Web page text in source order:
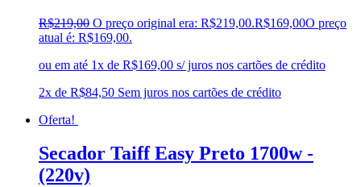
R$219,00 O preço original era: R$219,00.R$169,00O preço
atual é: R$169,00.
ou em até 1x de R$169,00 s/ juros nos cartões de crédito
2x de R$84,50 Sem juros nos cartões de crédito
Oferta!
Secador Taiff Easy Preto 1700w -
(220v)